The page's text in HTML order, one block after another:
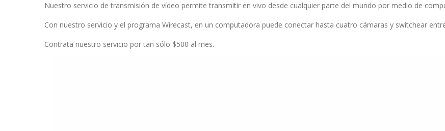
Nuestro servicio de transmisión de vídeo permite transmitir en vivo desde cualquier parte del mundo por medio de
Con nuestro servicio y el programa Wirecast, en un computadora puede conectar hasta cuatro cámaras y switchear
Contrata nuestro servicio por tan sólo $500 al mes.